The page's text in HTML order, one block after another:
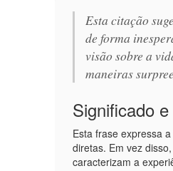
Esta citação
de forma
visão sobre a
maneiras
Significado
Esta frase expressa
diretas. Em vez
caracterizam a